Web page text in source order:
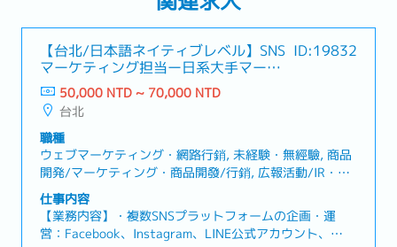
【台北/日本語ネイティブレベル】SNS
マーケティング担当ー日系大手マーケ
ティング企業
ID:19832
50,000 NTD ~ 70,000 NTD
台北
職種
ウェブマーケティング・網路行銷, 未経験・無經驗, 商品
開発/マーケティング・商品開發/行銷, 広報活動/IR・廣
告活動/IR, 広告/プロモーション・廣告/宣傳
仕事内容
【業務内容】・複数SNSプラットフォームの企画・運
営：Facebook、Instagram、LINE公式アカウント、